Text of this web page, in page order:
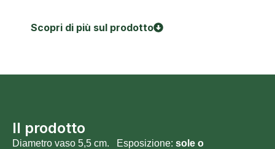
Scopri di più sul prodotto
Il prodotto
Diametro vaso 5,5 cm. Esposizione: sole o